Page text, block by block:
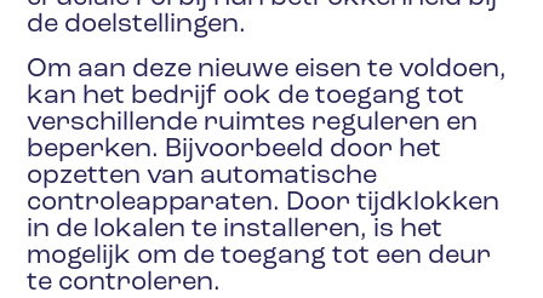
de doelstellingen.
Om aan deze nieuwe eisen te voldoen,
kan het bedrijf ook de toegang tot
verschillende ruimtes reguleren en
beperken. Bijvoorbeeld door het
opzetten van automatische
controleapparaten. Door tijdklokken
in de lokalen te installeren, is het
mogelijk om de toegang tot een deur
te controleren.